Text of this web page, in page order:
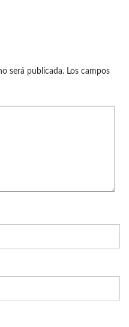
será publicada. Los campos